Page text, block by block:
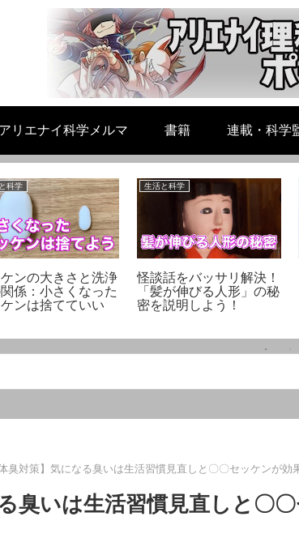
アリエナイ科学メルマ 書籍 連載・科学
科学
ンの大きさと洗浄
係：小さくなった
ンは捨てていい
生活と科学
怪談話をバッサリ解決！
「髪が伸びる人形」の秘
密を説明しよう！
体臭対策】気になる臭いは生活習慣見直しと〇〇セッケンが効
臭いは生活習慣見直しと〇